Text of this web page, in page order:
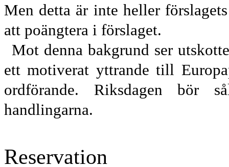
Men detta är inte heller
att poängtera i förslaget.
Mot denna bakgrund ser
ett motiverat yttrande till
ordförande. Riksdagen bör
handlingarna.
Reservation